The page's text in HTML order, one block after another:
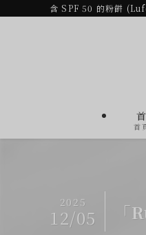
含 SPF 50 的粉餅
首
2025
12/05